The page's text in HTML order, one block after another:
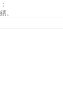
。